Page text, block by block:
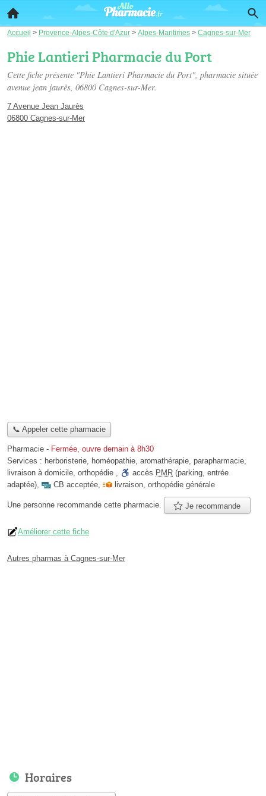
Accueil > Provence-Alpes-Côte d'Azur > Alpes-Maritimes > Cagnes-sur-Mer
Phie Lantieri Pharmacie du Port
Cette fiche présente "Phie Lantieri Pharmacie du Port", pharmacie située
avenue jean jaurès, 06800 Cagnes-sur-Mer.
7 Avenue Jean Jaurès
06800 Cagnes-sur-Mer
📞 Appeler cette pharmacie
Pharmacie - Fermée, ouvre demain à 8h30
Services : herboristerie, homéopathie, aromathérapie, parapharmacie,
livraison à domicile, orthopédie , accès PMR (parking, entrée
adaptée), CB acceptée, livraison, orthopédie générale
Une personne recommande cette pharmacie. Je recommande
Améliorer cette fiche
Autres pharmas à Cagnes-sur-Mer
Horaires